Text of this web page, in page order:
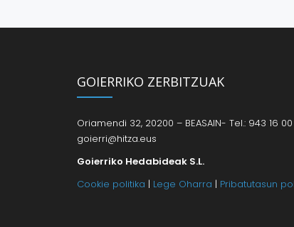
GOIERRIKO ZERBITZUAK
Oriamendi 32, 20200 – BEASAIN- Tel.: 943 16
goierri@hitza.eus
Goierriko Hedabideak S.L.
Cookie politika | Lege Oharra | Pribatutasun